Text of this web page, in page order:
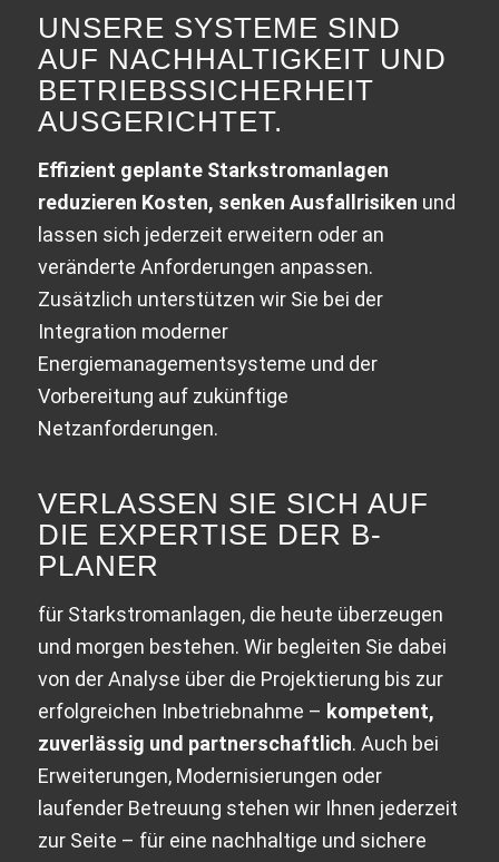
UNSERE SYSTEME SIND
AUF NACHHALTIGKEIT UND
BETRIEBSSICHERHEIT
AUSGERICHTET.
Effizient geplante Starkstromanlagen
reduzieren Kosten, senken Ausfallrisiken und
lassen sich jederzeit erweitern oder an
veränderte Anforderungen anpassen.
Zusätzlich unterstützen wir Sie bei der
Integration moderner
Energiemanagementsysteme und der
Vorbereitung auf zukünftige
Netzanforderungen.
VERLASSEN SIE SICH AUF
DIE EXPERTISE DER B-
PLANER
für Starkstromanlagen, die heute überzeugen
und morgen bestehen. Wir begleiten Sie dabei
von der Analyse über die Projektierung bis zur
erfolgreichen Inbetriebnahme – kompetent,
zuverlässig und partnerschaftlich. Auch bei
Erweiterungen, Modernisierungen oder
laufender Betreuung stehen wir Ihnen jederzeit
zur Seite – für eine nachhaltige und sichere